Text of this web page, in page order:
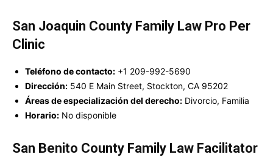
San Joaquin County Family Law Pro Per
Clinic
Teléfono de contacto: +1 209-992-5690
Dirección: 540 E Main Street, Stockton, CA 95202
Áreas de especialización del derecho: Divorcio, Familia
Horario: No disponible
San Benito County Family Law Facilitator